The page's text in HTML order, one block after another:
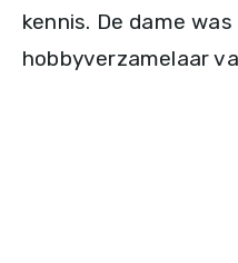
kennis. De dame
hobbyverzamelaar